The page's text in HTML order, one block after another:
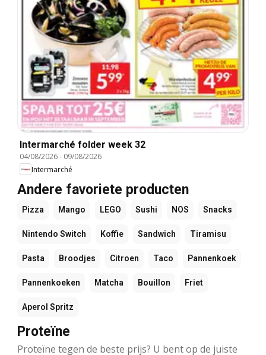
Intermarché folder week 32
04/08/2026- 09/08/2026
Intermarché
Andere favoriete producten
Pizza Mango LEGO Sushi NOS Snacks
Nintendo Switch Koffie Sandwich Tiramisu
Pasta Broodjes Citroen Taco Pannenkoek
Pannenkoeken Matcha Bouillon Friet
Aperol Spritz
Proteïne
Proteïne tegen de beste prijs? U bent op de juiste